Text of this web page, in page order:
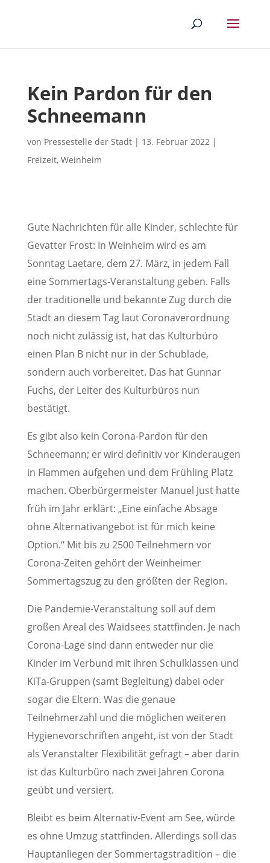
Kein Pardon für den
Schneemann
von Pressestelle der Stadt| 13. Februar 2022|
Freizeit, Weinheim
Gute Nachrichten für alle Kinder, schlechte für
Gevatter Frost: In Weinheim wird es am
Sonntag Laetare, dem 27. März, in jedem Fall
eine Sommertags-Veranstaltung geben. Falls
der traditionelle und bekannte Zug durch die
Stadt an diesem Tag laut Coronaverordnung
noch nicht zulässig ist, hat das Kulturbüro
einen Plan B nicht nur in der Schublade,
sondern auch vorbereitet. Das hat Gunnar
Fuchs, der Leiter des Kulturbüros nun
bestätigt.
Es gibt also kein Corona-Pardon für den
Schneemann; er wird definitiv vor Kinderaugen
in Flammen aufgehen und dem Frühling Platz
machen. Oberbürgermeister Manuel Just hatte
früh im Jahr erklärt: „Eine einfache Absage
ohne Alternativangebot ist für mich keine
Option.“ Mit bis zu 2500 Teilnehmern vor
Corona-Zeiten gehört der Weinheimer
Sommertagszug zu den größten der Region.
Die Pandemie-Veranstaltung soll auf dem
großen Areal des Waidsees stattfinden. Je nach
Corona-Lage sind dann entweder nur die
Kinder im Verbund mit ihren Schulklassen und
KiTa-Gruppen (samt Begleitung) dabei oder
sogar die Eltern. Was die genaue
Teilnehmerzahl und die möglichen weiteren
Hygienevorschriften angeht, ist von der Stadt
als Veranstalter Flexibilität gefragt – aber darin
ist das Kulturbüro nach zwei Jahren Corona
geübt und versiert.
Bleibt es beim Alternativ-Event am See, würde
es ohne Umzug stattfinden. Allerdings soll das
Hauptanliegen der Sommertagstradition – die